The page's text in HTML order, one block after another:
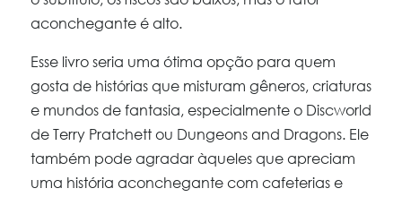
aconchegante é alto.
Esse livro seria uma ótima opção para quem
gosta de histórias que misturam gêneros, criaturas
e mundos de fantasia, especialmente o Discworld
de Terry Pratchett ou Dungeons and Dragons. Ele
também pode agradar àqueles que apreciam
uma história aconchegante com cafeterias e